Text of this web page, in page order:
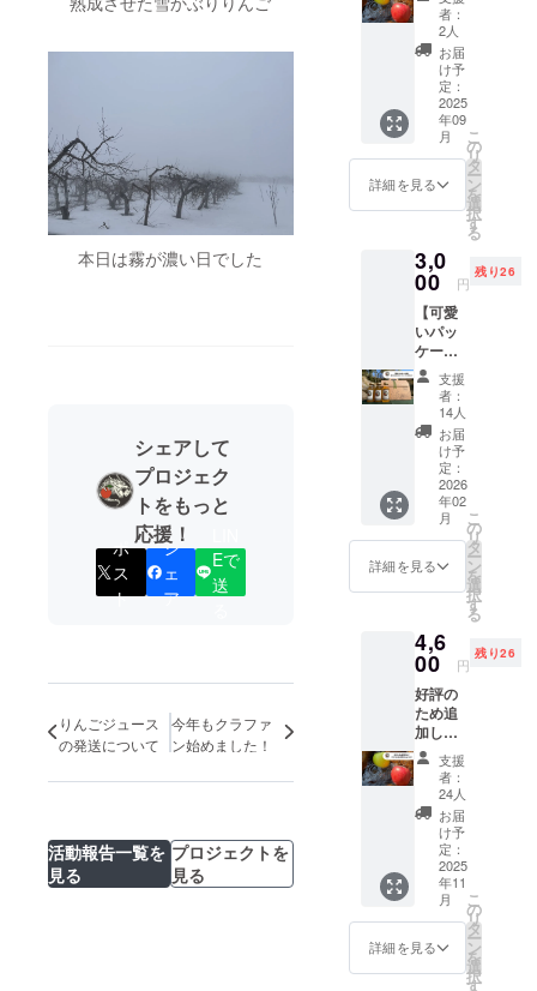
本日は霧が濃い日でした
シェアして
プロジェク
トをもっと
応援！
ポ
ス
ト
シ
ェ
ア
Eで
送
りんごジュース
の発送について
今年もクラファ
ン始めました！
活動報告一覧を
見る
プロジェクトを
見る
今回のプロ
ジェクトで
はそんなり
んご達に付
加価値を与
え皆様にお
届けしたい
と考えてい
ラ】 ご
支援に
感謝の
気持ち
を込め
て、お
名前を
園地に
支援者
名とし
て掲載
いたし
※希望す
る掲載
名を備
考欄に
てご記
入くだ
さい。
（掲載
を希望
されな
い方は
その旨
を備考
欄にご
記入く
ださ
い）
者：
2人
お届
け予
定：
2025
年09
月
詳細を見る
こ
の
リ
タ
ー
ン
を
選
択
す
る
3,0
00 円
残り26
【可愛
いパッ
ケージ
付き 果
汁100%
りんご
ジュー
ス３本
セッ
ト】 ３
種類の
りんご
を絞っ
た
ジュー
ス
l）3本
を大切
な人に
贈りた
くなる
ような
可愛い
パッ
ケージ
に包ん
でお届
けしま
す！ 品
種：ふ
じ・王
林・紅
玉 発送
支援
者：
14人
お届
け予
定：
2026
年02
月
詳細を見る
こ
の
リ
タ
ー
ン
を
選
択
す
る
4,6
00 円
残り26
好評の
ため追
加しま
した！
【おい
しさA級
生りん
ご（サ
ンふじ&
王林）
3kg
セッ
ト】
ちょっ
とした
傷でB級
支援
者：
24人
お届
け予
定：
2025
年11
月
詳細を見る
こ
の
リ
タ
ー
ン
を
選
択
す